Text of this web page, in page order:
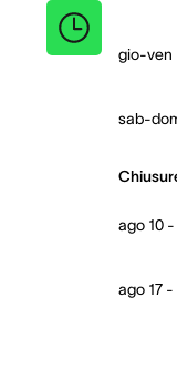
gio-ven
sab-
ago 10
ago 17 -